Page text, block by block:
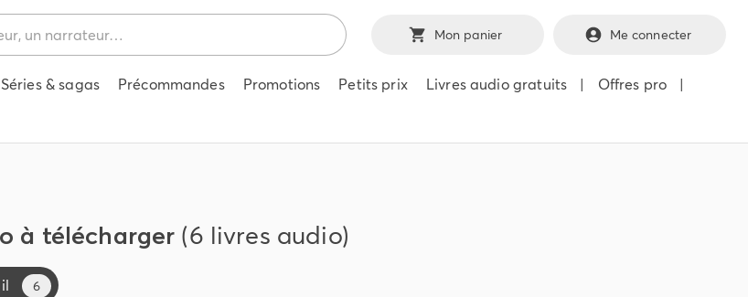
Mon panier Me connecter
Séries & sagas Précommandes Promotions Petits prix Livres audio gratuits | Offres pro
|
à télécharger (6 livres audio)
6